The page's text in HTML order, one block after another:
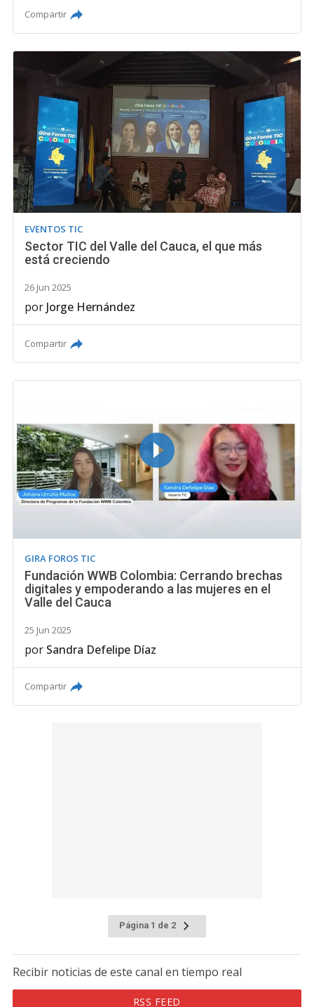
Compartir
EVENTOS TIC
Sector TIC del Valle del Cauca, el que más
está creciendo
26 Jun 2025
por Jorge Hernández
Compartir
GIRA FOROS TIC
Fundación WWB Colombia: Cerrando brechas
digitales y empoderando a las mujeres en el
Valle del Cauca
25 Jun 2025
por Sandra Defelipe Díaz
Compartir
Página 1 de 2
Recibir noticias de este canal en tiempo real
RSS FEED